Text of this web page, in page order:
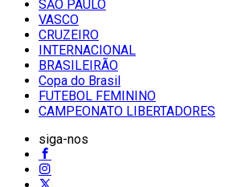
SĀO PAULO
VASCO
CRUZEIRO
INTERNACIONAL
BRASILEIRÃO
Copa do Brasil
FUTEBOL FEMININO
CAMPEONATO LIBERTADORES
siga-nos